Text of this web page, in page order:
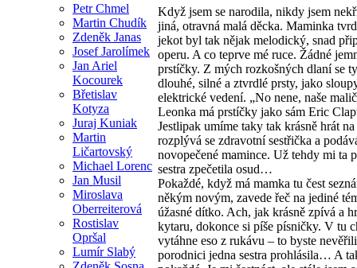
Petr Chmel
Martin Chudík
Zdeněk Janas
Josef Jarolímek
Jan Ariel
Kocourek
Břetislav
Kotyza
Juraj Kuniak
Martin
Ličartovský
Michael Lorenc
Jan Musil
Miroslava
Oberreiterová
Rostislav
Opršal
Lumír Slabý
Když jsem se narodila, nikdy jsem
jiná, otravná malá děcka. Maminka
jekot byl tak nějak melodický, snad
operu. A co teprve mé ruce. Žádné
prstíčky. Z mých rozkošných dlaní se
dlouhé, silné a ztvrdlé prsty, jako
elektrické vedení. „No nene, naše
Leonka má prstíčky jako sám Eric
Jestlipak umíme taky tak krásně hrát
rozplývá se zdravotní sestřička a
novopečené mamince. Už tehdy mi ta
sestra zpečetila osud…
Pokaždé, když má mamka tu čest
někým novým, zavede řeč na jediné
úžasné dítko. Ach, jak krásně zpívá a
kytaru, dokonce si píše písničky. V tu
vytáhne eso z rukávu – to byste
porodnici jedna sestra prohlásila… A